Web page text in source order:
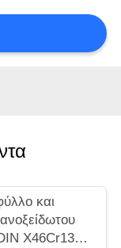
και
X46Cr13